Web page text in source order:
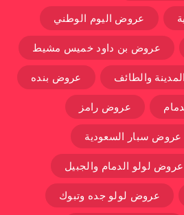
عروض اليوم الوطني
عروض بن داود خميس مشيط
والطائف عروض بنده
عروض رامز
عروض سبار السعودية
عروض لولو الدمام والجبيل
عروض لولو جده وتبوك